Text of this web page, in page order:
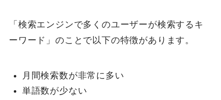
「検索エンジンで多くのユーザーが検索するキ
ーワード」のことで以下の特徴があります。
月間検索数が非常に多い
単語数が少ない